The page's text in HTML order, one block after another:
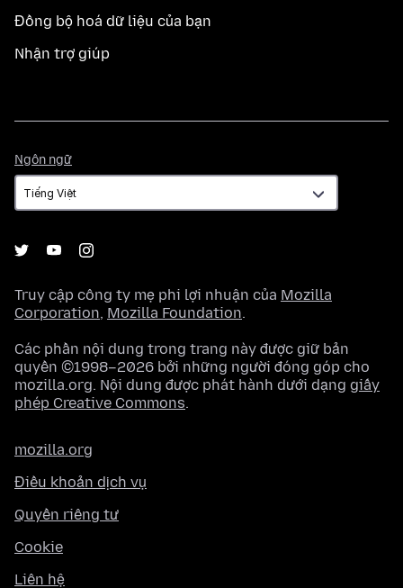
Đồng bộ hoá dữ liệu của bạn
Nhận trợ giúp
Ngôn ngữ
ngữ
Truy cập công ty mẹ phi lợi nhuận của Mozilla
Corporation, Mozilla Foundation.
Các phần nội dung trong trang này được giữ bản
quyền ©1998–2026 bởi những người đóng góp cho
mozilla.org. Nội dung được phát hành dưới dạng giấy
phép Creative Commons.
mozilla.org
Điều khoản dịch vụ
Quyền riêng tư
Cookie
Liên hệ